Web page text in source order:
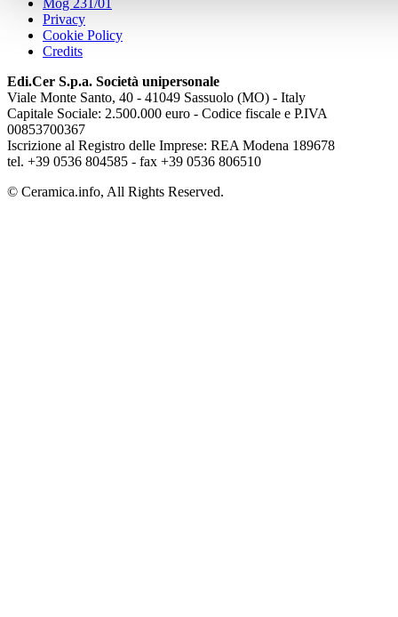
Mog 231/01
Privacy
Cookie Policy
Credits
Edi.Cer S.p.a. Società unipersonale
Viale Monte Santo, 40 - 41049 Sassuolo (MO) - Italy
Capitale Sociale: 2.500.000 euro - Codice fiscale e P.IVA
00853700367
Iscrizione al Registro delle Imprese: REA Modena 189678
tel. +39 0536 804585 - fax +39 0536 806510
© Ceramica.info, All Rights Reserved.